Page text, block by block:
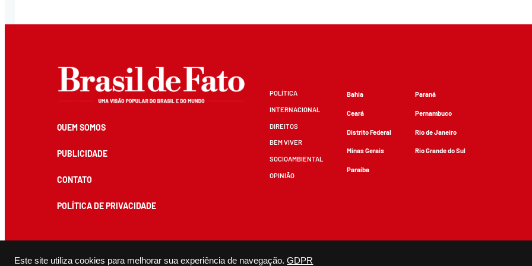
Este site utiliza cookies para melhorar sua experiência de navegação. GDPR
QUEM SOMOS
PUBLICIDADE
CONTATO
POLÍTICA DE PRIVACIDADE
POLÍTICA
INTERNACIONAL
DIREITOS
BEM VIVER
SOCIOAMBIENTAL
OPINIÃO
Bahia
Ceará
Distrito Federal
Minas Gerais
Paraíba
Paraná
Pernambuco
Rio de Janeiro
Rio Grande do Sul